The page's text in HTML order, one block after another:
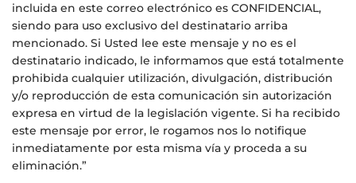
incluida en este correo electrónico es CONFIDENCIAL,
siendo para uso exclusivo del destinatario arriba
mencionado. Si Usted lee este mensaje y no es el
destinatario indicado, le informamos que está totalmente
prohibida cualquier utilización, divulgación, distribución
y/o reproducción de esta comunicación sin autorización
expresa en virtud de la legislación vigente. Si ha recibido
este mensaje por error, le rogamos nos lo notifique
inmediatamente por esta misma vía y proceda a su
eliminación.”